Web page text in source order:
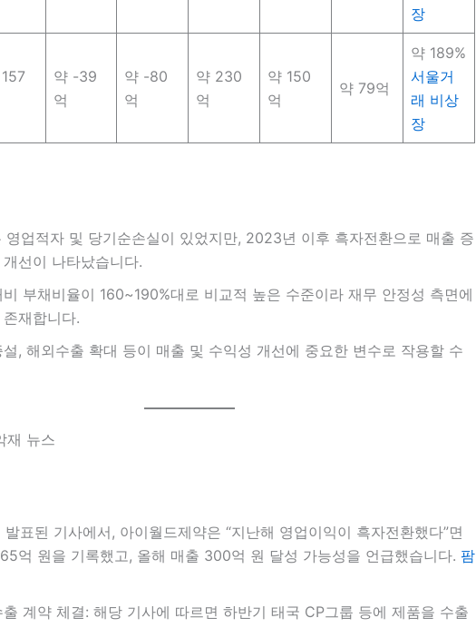
장
약 -39
억
약 -80
억
약 230
억
약 150
억
약 79억
약 189%
서울거
래 비상
장
업적자 및 당기순손실이 있었지만, 2023년 이후 흑자전환으로 매출 증
선이 나타났습니다.
부채비율이 160~190%대로 비교적 높은 수준이라 재무 안정성 측면에
재합니다.
, 해외수출 확대 등이 매출 및 수익성 개선에 중요한 변수로 작용할 수
재 뉴스
표된 기사에서, 아이월드제약은 “지난해 영업이익이 흑자전환했다”면
억 원을 기록했고, 올해 매출 300억 원 달성 가능성을 언급했습니다. 팜
계약 체결: 해당 기사에 따르면 하반기 태국 CP그룹 등에 제품을 수출